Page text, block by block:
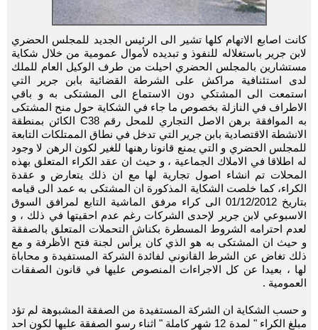
كانت اصابع الاتهام كلها تشير الى الرئيس الجديد للمجلس الحضري
لابن جرير باستغلاله للنفوذ و تبديده لأموال عمومية من خلال شكاية
مستشارين بالمجلس الحضري احيلت من طرف الوكيل العام للملك
لدى استئنافية مراكش على الشرطة القضائية بابن جرير التي
استمعت الى المشتكي دون الاستماع الى المشتكى به و باقي
الاطراف في النازلة بخصوص ما جاء في الشكاية حول منح المشتكى
به الموافقة برهن الاصل التجاري للمحل رقم C38 الكائن بمنطقة
الانشطة الاقتصادية بابن جرير التي تدخل في نطاق الممتلكات التابعة
للمجلس الحضري و التي يمنع قانونا رهنها للغير لكون الرهن لا وجود
له اطلاقا في الاملاك الجماعية ، و حيث ان عقد الكراء المتعلق بهذه
المحلات تم انشاء اصول تجارية لها مع ان ذلك يتعارض و عقدة
الكراء، كما خلصت الشكاية المذكورة ان المشتكى به عمد الى قيامه
بتاريخ 01/12/2012 الى كراء مرفق الماشية التابع لمرافق السوق
الاسبوعي لابن جرير لإحدى الشركات رغم عدم احقيتها في ذلك ، و
لعدم احترامه الشروط المسطرة بكناش التحملات المتعلق بالصفقة
و حيث ان المشتكى به هو الذي كان يرأس لجنة فتح الأظرفة و مع
ذلك تغاض عن الشرط القانوني لفائدة الشركة المستفيدة و محاباة
لها ، بعيدا عن كل الاجراءات المنصوص عليها في قانون الصفقات
العمومية .
و حسب الشكاية ان الشركة المستفيدة من الصفقة المشبوهة لم تؤد
مبلغ الكراء " لمدة 12 شهر كاملة " اثناء رسو الصفقة عليها لكون احد